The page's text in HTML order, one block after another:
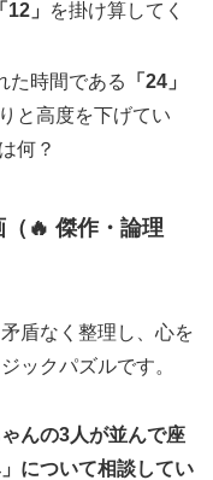
「12」
を掛け算してく
た時間である
「24」
と高度を下げてい
何？
（🔥 傑作・論理
盾なく整理し、心を
ックパズルです。
んの3人が並んで座
について相談してい